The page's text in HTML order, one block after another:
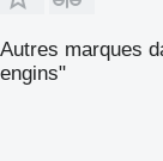
Autres marques
engins"